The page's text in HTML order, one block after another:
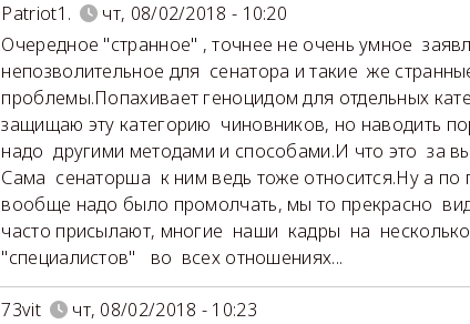
Patriot1.
чт, 08/02/2018 - 10:20
Очередное "странное" , точнее не очень умное
непозволительное для сенатора и такие же
проблемы.Попахивает геноцидом для отдельных
защищаю эту категорию чиновников, но наводить
надо другими методами и способами.И что это за
Сама сенаторша к ним ведь тоже относится.Ну а
вообще надо было промолчать, мы то прекрасно
часто присылают, многие наши кадры на
"специалистов" во всех отношениях...
73vit
чт, 08/02/2018 - 10:23